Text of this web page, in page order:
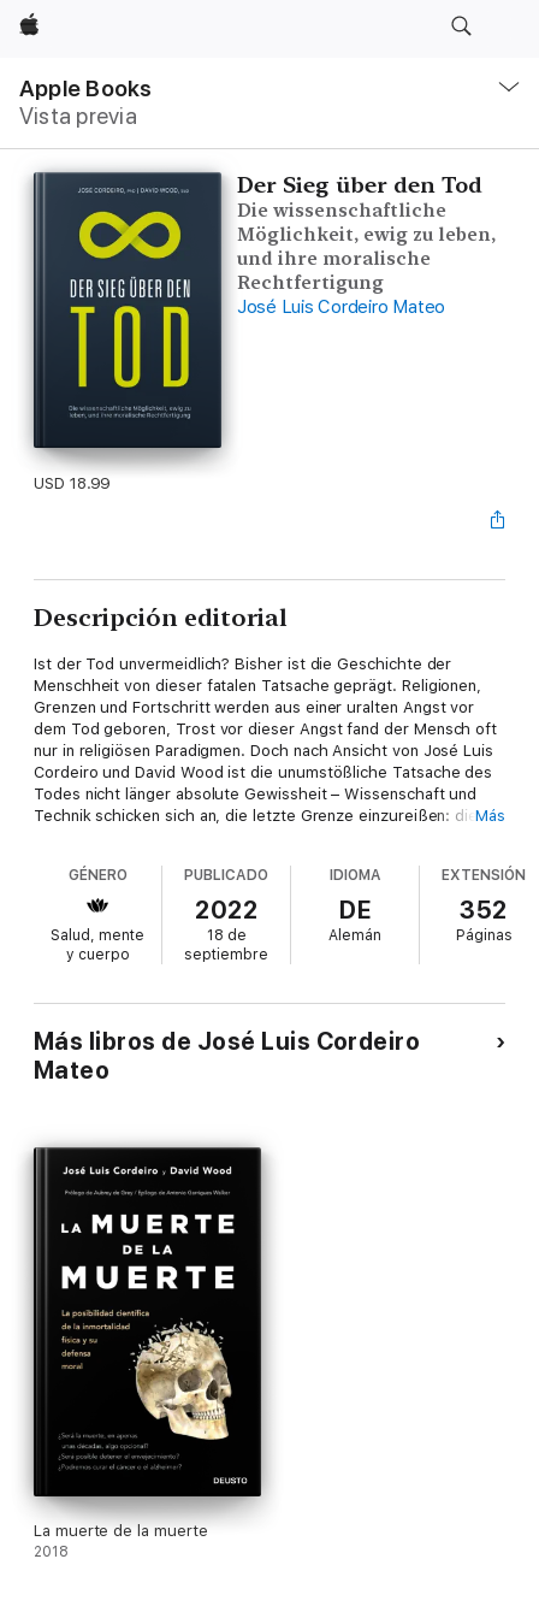
Apple
Apple Books
Vista previa
local
Abrir
Der Sieg über den Tod
Die wissenschaftliche
Möglichkeit, ewig zu leben,
und ihre moralische
Rechtfertigung
José Luis Cordeiro Mateo
USD 18.99
Descripción editorial
Ist der Tod unvermeidlich? Bisher ist die Geschichte der
Menschheit von dieser fatalen Tatsache geprägt. Religionen,
Grenzen und Fortschritt werden aus einer uralten Angst vor
dem Tod geboren, Trost vor dieser Angst fand der Mensch oft
nur in religiösen Paradigmen. Doch nach Ansicht von José Luis
Cordeiro und David Wood ist die unumstößliche Tatsache des
Todes nicht länger absolute Gewissheit – Wissenschaft und
Technik schicken sich an, die letzte Grenze einzureißen: die
Dieses leicht zugängliche Buch gibt einen Einblick in die
jüngsten exponentiellen Fortschritte in den Bereichen
künstliche Intelligenz, Geweberegeneration,
Menschheit eine realistische Chance bieten, das Problem des
Alterns des menschlichen Körpers zu lösen. Cordeiro und
Wood stellen in diesem Buch nicht nur alle wichtigen
den Tod als das zu betrachten, was er ist: die letzte
unbesiegte Krankheit.
Más
GÉNERO
Salud, mente
y cuerpo
PUBLICADO
2022
18 de
septiembre
IDIOMA
DE
Alemán
EXTENSIÓN
352
Páginas
Más libros de José Luis Cordeiro
Mateo
La muerte de la muerte
2018